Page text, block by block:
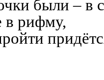
были – в
в рифму,